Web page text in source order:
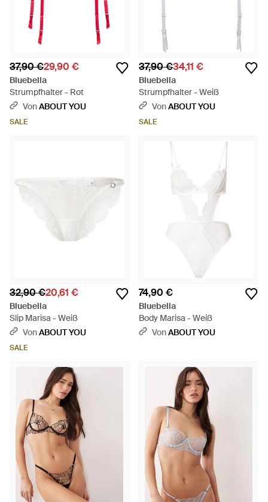
37,90 €29,90 €
Bluebella
Strumpfhalter - Rot
VonABOUT YOU
SALE
37,90 €34,11 €
Bluebella
Strumpfhalter - Weiß
VonABOUT YOU
SALE
32,90 €20,61 €
Bluebella
Slip Marisa - Weiß
VonABOUT YOU
SALE
74,90 €
Bluebella
Body Marisa - Weiß
VonABOUT YOU